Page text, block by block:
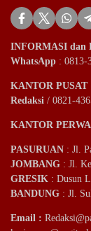
INFORMASI dan
WhatsApp : 0813-
KANTOR PUSAT
Redaksi / 0821-
KANTOR
PASURUAN : Jl.
JOMBANG : Jl.
GRESIK : Dusun
BANDUNG : Jl.
Email :